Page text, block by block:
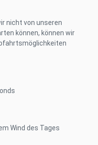
nicht von unseren
können, können wir
Wind des Tages